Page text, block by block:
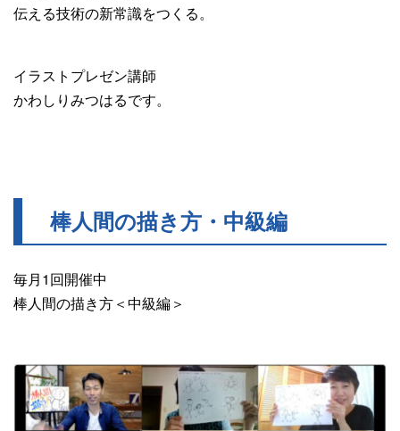
伝える技術の新常識をつくる。
イラストプレゼン講師
かわしりみつはるです。
棒人間の描き方・中級編
毎月1回開催中
棒人間の描き方＜中級編＞